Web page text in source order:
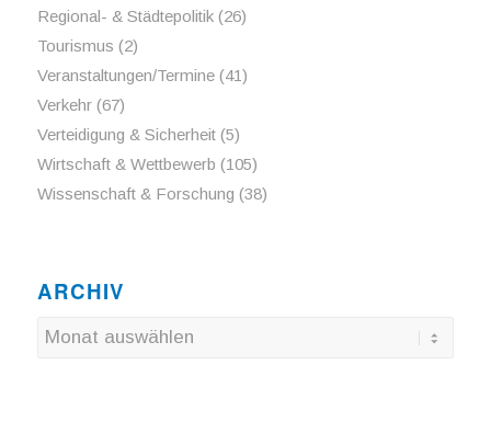
Regional- & Städtepolitik(26)
Tourismus (2)
Veranstaltungen/Termine(41)
Verkehr(67)
Verteidigung & Sicherheit(5)
Wirtschaft & Wettbewerb (105)
Wissenschaft & Forschung (38)
ARCHIV